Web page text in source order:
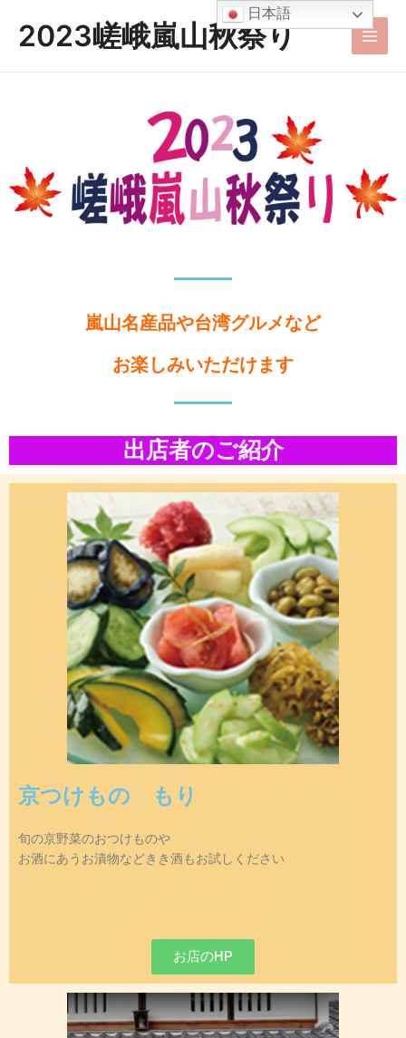
2023嵯峨嵐山秋祭り
Main
嵐山名産品や台湾グルメなど
お楽しみいただけます
出店者のご紹介
京つけもの もり
旬の京野菜のおつけものや
お酒にあうお漬物などきき酒もお試しください
お店のHP
日本語